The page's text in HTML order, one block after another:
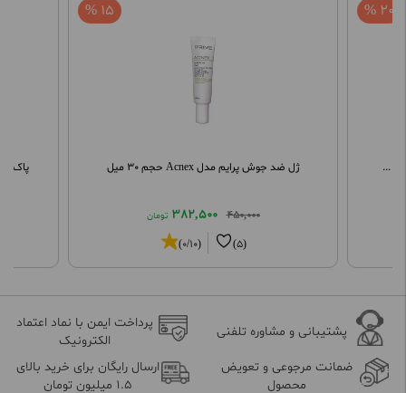
پاک ژل ضد جوش پرایم مدل Acnex حجم 30 میل
450,000
382,500 تومان
15 %
(5)
(0/10)
20 %
پشتیبانی و مشاوره تلفنی
پرداخت ایمن با نماد اعتماد
الکترونیک
ضمانت مرجوعی و تعویض
محصول
ارسال رایگان برای خرید بالای
1.5 میلیون تومان